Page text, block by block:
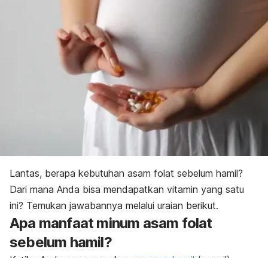
Lantas, berapa kebutuhan asam folat sebelum hamil?
Dari mana Anda bisa mendapatkan vitamin yang satu
ini? Temukan jawabannya melalui uraian berikut.
Apa manfaat minum asam folat
sebelum hamil?